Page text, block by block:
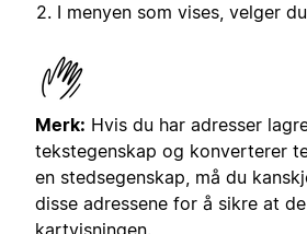
I menyen som vises, velger du
Merk: Hvis du har adresser
tekstegenskap og konverterer
en stedsegenskap, må du
disse adressene for å sikre at